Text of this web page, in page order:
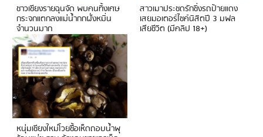
ชาวเชียงรายฉุนจัด พบคนทิ้งเศษ
กระจกแตกลงแม่น้ำกกฝั่งหมิ่น
จำนวนมาก
สาวเมาประชดรักซิ่งรถป้ายแดง
เสยมอเตอร์ไซค์นิสิตปี 3 มฟล
เสียชีวิต (มีคลิป 18+)
หนุ่มเชียงใหม่โวยซื้อเห็ดถอบน้ำพุ